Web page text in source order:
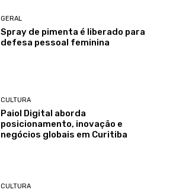
GERAL
Spray de pimenta é liberado para
defesa pessoal feminina
CULTURA
Paiol Digital aborda
posicionamento, inovação e
negócios globais em Curitiba
CULTURA